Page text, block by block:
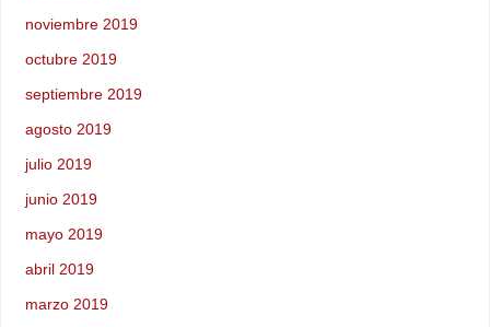
noviembre 2019
octubre 2019
septiembre 2019
agosto 2019
julio 2019
junio 2019
mayo 2019
abril 2019
marzo 2019